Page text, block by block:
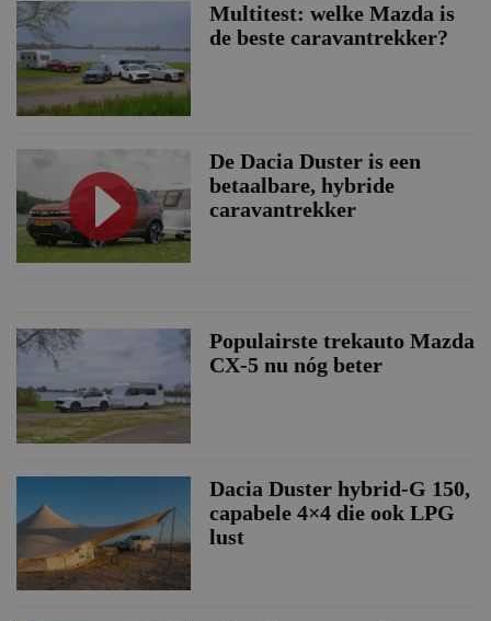
Multitest: welke Mazda is
de beste caravantrekker?
De Dacia Duster is een
betaalbare, hybride
caravantrekker
Populairste trekauto Mazda
CX-5 nu nóg beter
Dacia Duster hybrid-G 150,
capabele 4×4 die ook LPG
lust